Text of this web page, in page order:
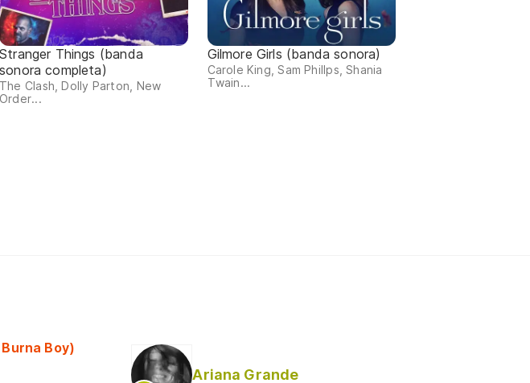
Stranger Things (banda
sonora completa)
The Clash, Dolly Parton, New
Order...
Gilmore Girls (banda sonora)
Carole King, Sam Phillps, Shania
Twain...
Boy)
Ariana Grande